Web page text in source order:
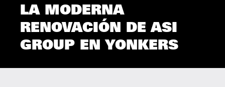
LA MODERNA
RENOVACIÓN DE ASI
GROUP EN YONKERS